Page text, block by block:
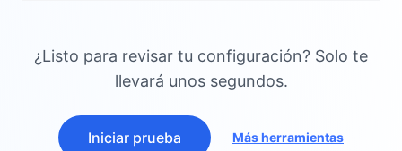
¿Listo para revisar tu configuración? Solo te
llevará unos segundos.
Iniciar prueba Más herramientas